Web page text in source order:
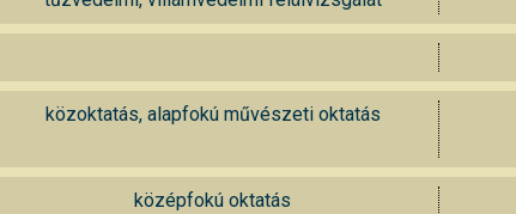
közoktatás, alapfokú művészeti oktatás
középfokú oktatás